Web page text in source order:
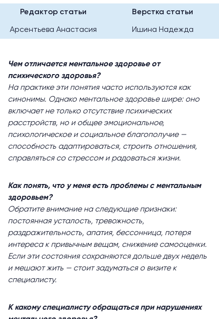
Редактор статьи Верстка статьи
Арсентьева Анастасия Ишина Надежда
Чем отличается ментальное здоровье от
психического здоровья?
На практике эти понятия часто используются как
синонимы. Однако ментальное здоровье шире: оно
включает не только отсутствие психических
расстройств, но и общее эмоциональное,
психологическое и социальное благополучие —
способность адаптироваться, строить отношения,
справляться со стрессом и радоваться жизни.
Как понять, что у меня есть проблемы с ментальным
здоровьем?
Обратите внимание на следующие признаки:
постоянная усталость, тревожность,
раздражительность, апатия, бессонница, потеря
интереса к привычным вещам, снижение самооценки.
Если эти состояния сохраняются дольше двух недель
и мешают жить — стоит задуматься о визите к
специалисту.
К какому специалисту обращаться при нарушениях